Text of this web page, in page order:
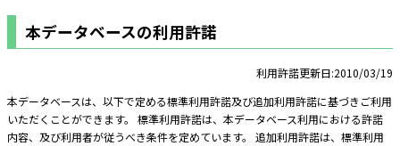
本データベースの利用許諾
利用許諾更新日:2010/03/19
本データベースは、以下で定める標準利用許諾及び追加利用許諾に基づきご利用
いただくことができます。 標準利用許諾は、本データベース利用における許諾
内容、及び利用者が従うべき条件を定めています。 追加利用許諾は、標準利用